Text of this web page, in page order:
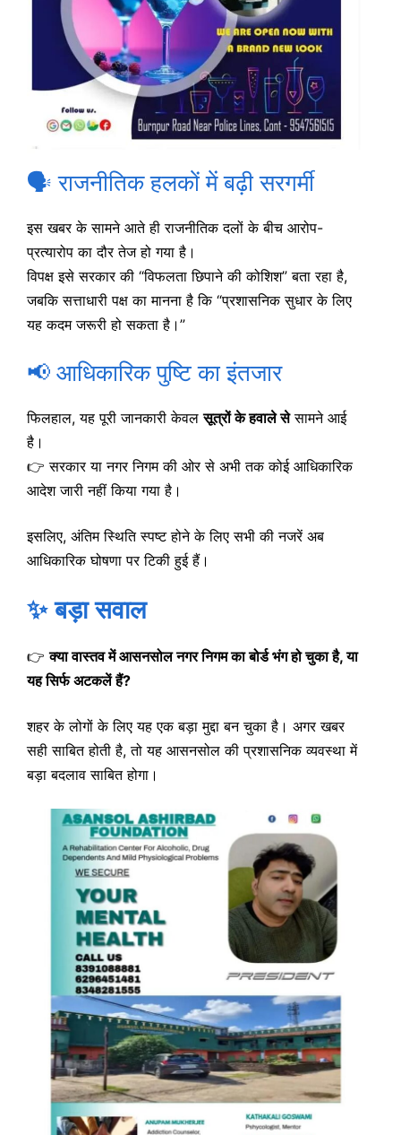
🗣️ राजनीतिक हलकों में बढ़ी सरगर्मी
इस खबर के सामने आते ही राजनीतिक दलों के बीच आरोप-
प्रत्यारोप का दौर तेज हो गया है।
विपक्ष इसे सरकार की “विफलता छिपाने की कोशिश” बता रहा है,
जबकि सत्ताधारी पक्ष का मानना है कि “प्रशासनिक सुधार के लिए
यह कदम जरूरी हो सकता है।”
📢 आधिकारिक पुष्टि का इंतजार
फिलहाल, यह पूरी जानकारी केवलसूत्रों के हवाले सेसामने आई
है।
👉 सरकार या नगर निगम की ओर से अभी तक कोई आधिकारिक
आदेश जारी नहीं किया गया है।
इसलिए, अंतिम स्थिति स्पष्ट होने के लिए सभी की नजरें अब
आधिकारिक घोषणा पर टिकी हुई हैं।
✨ बड़ा सवाल
👉क्या वास्तव में आसनसोल नगर निगम का बोर्ड भंग हो चुका है, या
यह सिर्फ अटकलें हैं?
शहर के लोगों के लिए यह एक बड़ा मुद्दा बन चुका है। अगर खबर
सही साबित होती है, तो यह आसनसोल की प्रशासनिक व्यवस्था में
बड़ा बदलाव साबित होगा।